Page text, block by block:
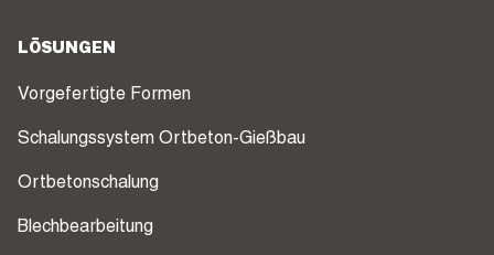
LÖSUNGEN
Vorgefertigte Formen
Schalungssystem Ortbeton-Gießbau
Ortbetonschalung
Blechbearbeitung